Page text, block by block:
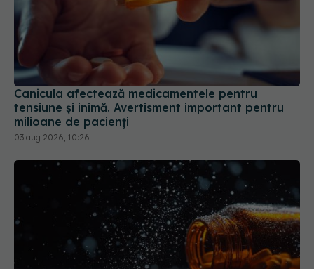
Canicula afectează medicamentele pentru
tensiune și inimă. Avertisment important pentru
milioane de pacienți
03 aug 2026, 10:26